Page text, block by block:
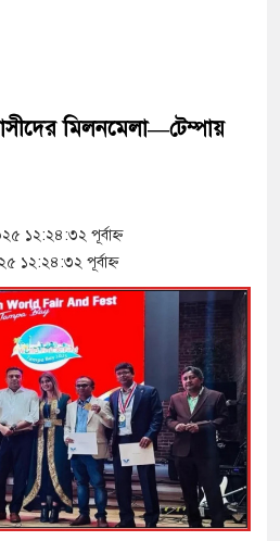
মিলনমেলা—টেম্পায়
১২:২৪:৩২ পূর্বাহ্ন
১২:২৪:৩২ পূর্বাহ্ন